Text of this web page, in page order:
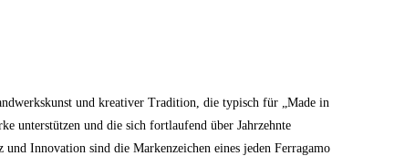
und kreativer Tradition, die typisch für „Made in
unterstützen und die sich fortlaufend über Jahrzehnte
Innovation sind die Markenzeichen eines jeden Ferragamo